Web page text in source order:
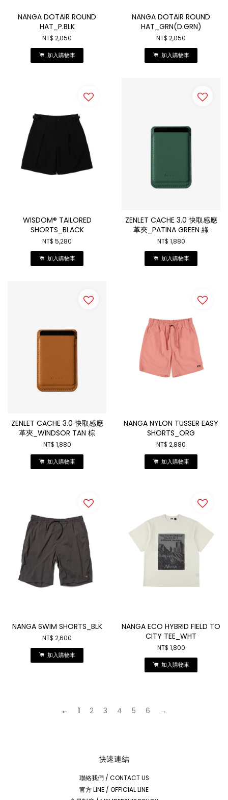
NANGA DOTAIR ROUND
HAT_P.BLK
NT$ 2,050
加入購物車
NANGA DOTAIR ROUND
HAT_GRN(D.GRN)
NT$ 2,050
加入購物車
WISDOM® TAILORED
SHORTS_BLACK
NT$ 5,280
加入購物車
ZENLET CACHE 3.0 快取感應
革夾_PATINA GREEN 綠
NT$ 1,880
加入購物車
ZENLET CACHE 3.0 快取感應
革夾_WINDSOR TAN 棕
NT$ 1,880
加入購物車
NANGA NYLON TUSSER EASY
SHORTS_ORG
NT$ 2,880
加入購物車
NANGA SWIM SHORTS_BLK
NT$ 2,600
加入購物車
NANGA ECO HYBRID FIELD TO
CITY TEE_WHT
NT$ 1,800
加入購物車
← 1 2 3 4 5 6 →
快速連結
聯絡我們 / CONTACT US
官方 LINE / OFFICIAL LINE